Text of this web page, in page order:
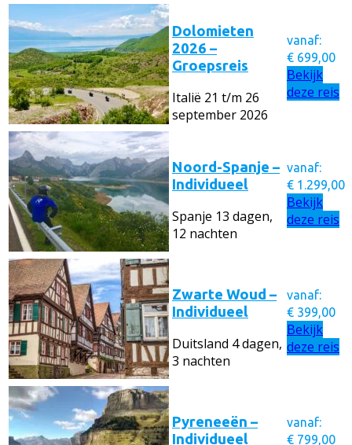
Dolomieten
2026 –
Groepsreis
Italië 21 t/m 26
september 2026
vanaf:
€ 699,00
Bekijk
deze reis
Noord-Spanje –
Individueel
Spanje 13 dagen,
12 nachten
vanaf:
€ 1.299,00
Bekijk
deze reis
Zwarte Woud –
Individueel
Duitsland 4 dagen,
3 nachten
vanaf:
€ 399,00
Bekijk
deze reis
Pyreneeën –
Individueel
vanaf:
€ 799,00